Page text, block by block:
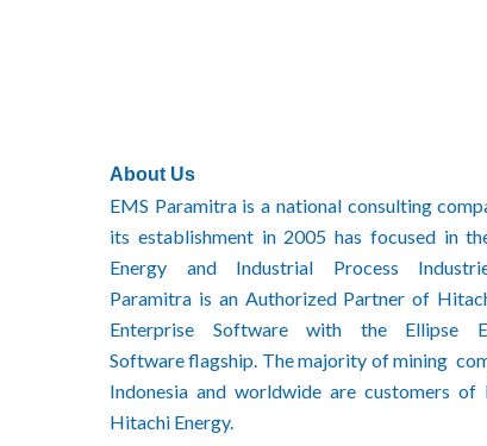
About Us
EMS Paramitra is a national consulting
its establishment in 2005 has focused in
Energy and Industrial Process
Paramitra is an Authorized Partner of
Enterprise Software with the Ellipse
Software flagship. The majority of mining
Indonesia and worldwide are customers of
Hitachi Energy.